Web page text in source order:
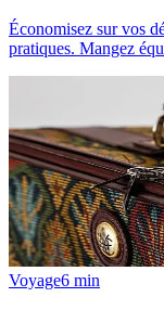
Économisez sur vos
pratiques. Mangez
Voyage6 min